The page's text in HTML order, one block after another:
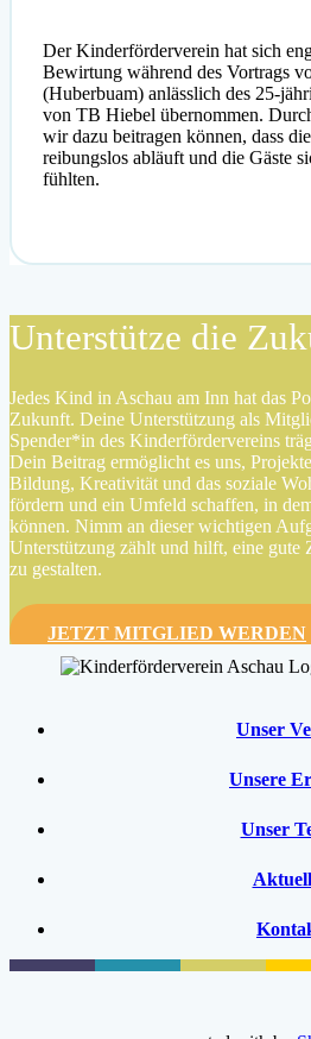
Der Kinderförderverein hat sich
Bewirtung während des Vortrags
(Huberbuam) anlässlich des 25-
von TB Hiebel übernommen.
wir dazu beitragen können, dass
reibungslos abläuft und die Gäste
fühlten.
Unterstütze die
Jedes Kind in Aschau am Inn hat das
Zukunft. Deine Unterstützung als
Spender*in des Kinderfördervereins
Dein Beitrag ermöglicht es uns,
Bildung, Kreativität und das soziale
fördern und ein Umfeld schaffen, in
können. Nimm an dieser wichtigen
Unterstützung zählt und hilft, eine gute
zu gestalten.
JETZT MITGLIED WERDEN
Unser
Unsere
Unser